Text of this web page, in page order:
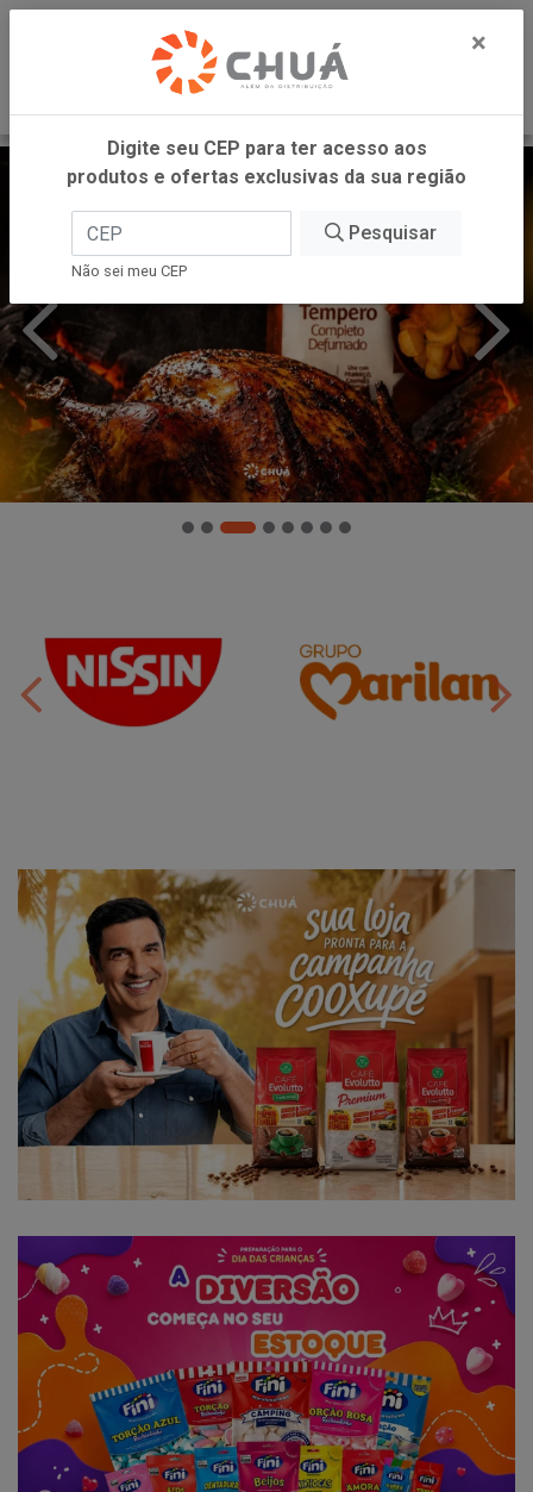
×
Digite seu CEP para ter acesso aos
produtos e ofertas exclusivas da sua região
Pesquisar
Não sei meu CEP